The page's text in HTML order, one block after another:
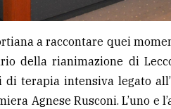
a raccontare quei
della rianimazione di
terapia intensiva legato
Agnese Rusconi. L’uno e